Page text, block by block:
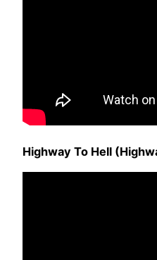
Highway To Hell